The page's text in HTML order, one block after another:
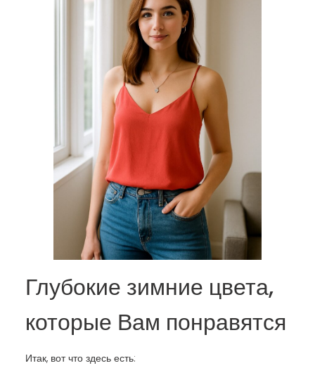
Глубокие зимние цвета,
которые Вам понравятся
Итак, вот что здесь есть: